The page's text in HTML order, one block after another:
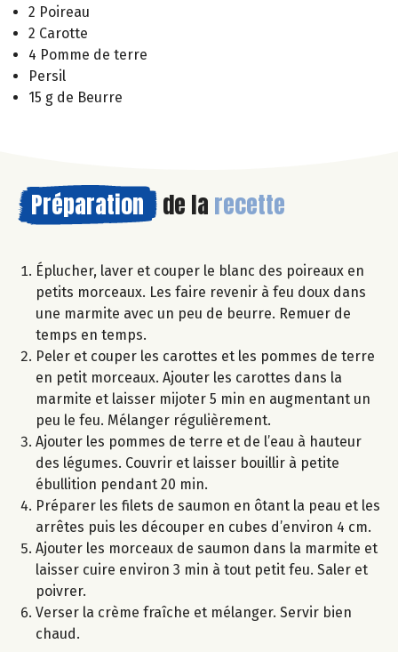
2 Poireau
2 Carotte
4 Pomme de terre
Persil
15 g de Beurre
Préparation de la recette
Éplucher, laver et couper le blanc des poireaux en
petits morceaux. Les faire revenir à feu doux dans
une marmite avec un peu de beurre. Remuer de
temps en temps.
Peler et couper les carottes et les pommes de terre
en petit morceaux. Ajouter les carottes dans la
marmite et laisser mijoter 5 min en augmentant un
peu le feu. Mélanger régulièrement.
Ajouter les pommes de terre et de l’eau à hauteur
des légumes. Couvrir et laisser bouillir à petite
ébullition pendant 20 min.
Préparer les filets de saumon en ôtant la peau et les
arrêtes puis les découper en cubes d’environ 4 cm.
Ajouter les morceaux de saumon dans la marmite et
laisser cuire environ 3 min à tout petit feu. Saler et
poivrer.
Verser la crème fraîche et mélanger. Servir bien
chaud.